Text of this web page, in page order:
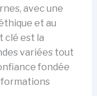
avec une
et au
clé est la
variées tout
fondée